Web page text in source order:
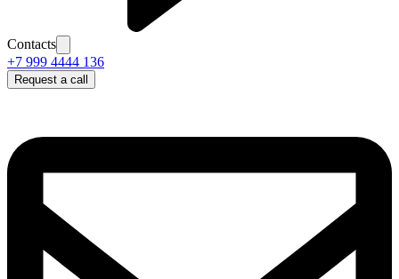
Contacts
+7 999 4444 136
Request a call